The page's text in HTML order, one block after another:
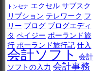
トンセナ エクセル サブスク
リプション テレワーク フ
リー ブログ ブログエディ
タ ペイジー ポーランド旅
行 ポーランド旅行記 仕入
会計ソフト
会計
ソフトの入力 会計事務